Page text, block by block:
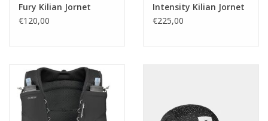
Fury Kilian Jornet
€120,00
Intensity Kilian Jornet
€225,00